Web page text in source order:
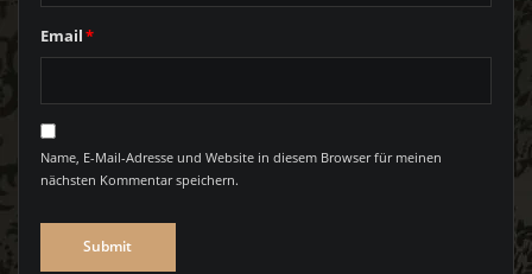
Email*
Name, E-Mail-Adresse und Website in diesem Browser für meinen
nächsten Kommentar speichern.